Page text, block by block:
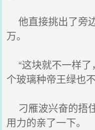
他直接挑出了旁
万。
“这块就不一样了
个玻璃种帝王绿也
刁雁波兴奋的捂
用力的亲了一下。